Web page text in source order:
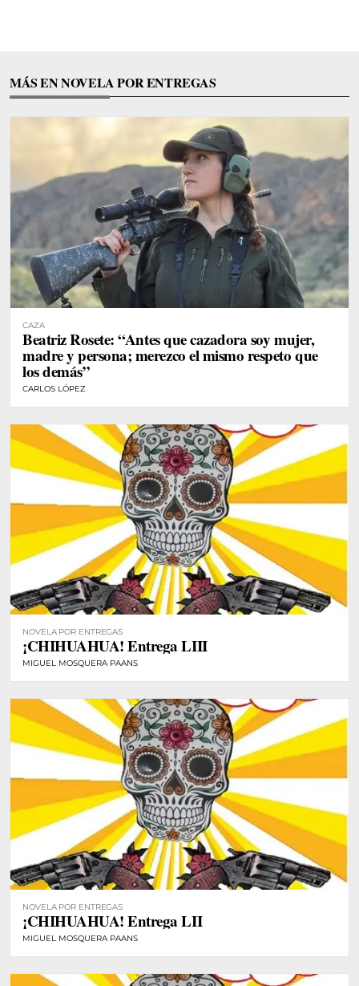
MÁS EN NOVELA POR ENTREGAS
CAZA
Beatriz Rosete: “Antes que cazadora soy mujer,
madre y persona; merezco el mismo respeto que
los demás”
CARLOS LÓPEZ
NOVELA POR ENTREGAS
¡CHIHUAHUA! Entrega LIII
MIGUEL MOSQUERA PAANS
NOVELA POR ENTREGAS
¡CHIHUAHUA! Entrega LII
MIGUEL MOSQUERA PAANS